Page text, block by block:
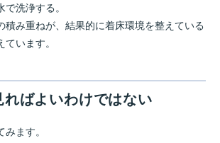
洗浄する。
積み重ねが、結果的に着床環境を整えている
います。
ばよいわけではない
ます。